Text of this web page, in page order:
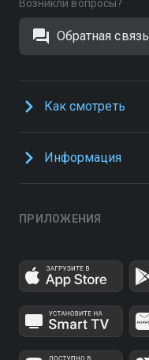
Возникли вопросы?
Обратная связь
Как смотреть
Информация
ПРИЛОЖЕНИЯ